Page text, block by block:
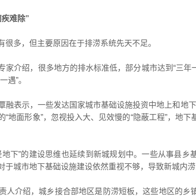
难除”
多，但主要原因在于排涝系统先天不足。
绍，很多地方的排水标准低，部分城市达到“三年一
遇”。
表示，一些发达国家城市基础设施投资中地上和地
“地面形象”，忽视投入大、见效慢的“隐蔽工程”，地
”的建设思维也延续到新城规划中。一些从事县乡
城市地下基础设施建设依然重视不够，导致新城内涝
介绍，城乡接合部地区是防涝短板，这些地区的乡